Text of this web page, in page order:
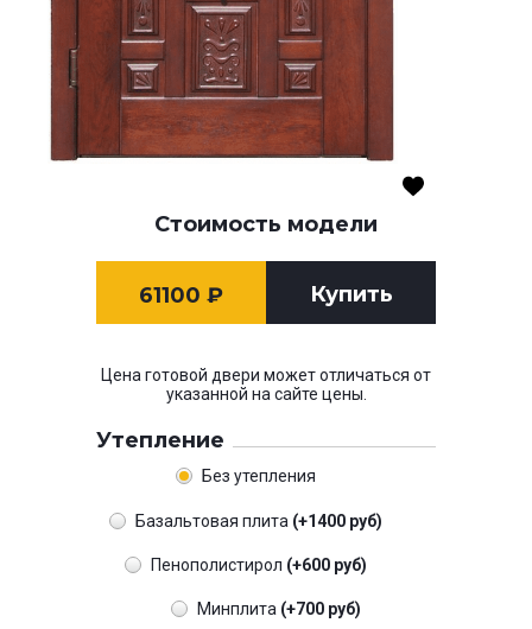
Стоимость модели
61100 ₽ Купить
Цена готовой двери может отличаться от
указанной на сайте цены.
Утепление
Без утепления
Базальтовая плита (+1400 руб)
Пенополистирол (+600 руб)
Минплита (+700 руб)